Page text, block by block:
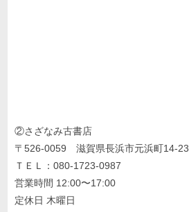
②さざなみ古書店
〒526-0059 滋賀県長浜市元浜町14-23
ＴＥＬ：080-1723-0987
営業時間 12:00〜17:00
定休日 木曜日